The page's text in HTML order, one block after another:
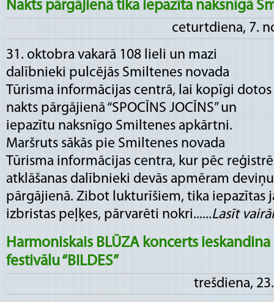
Nakts pārgājienā tika iepazīta naksnīgā
ceturtdiena, 7.
31. oktobra vakarā 108 lieli un mazi
dalībnieki pulcējās Smiltenes novada
Tūrisma informācijas centrā, lai kopīgi dotos
nakts pārgājienā “SPOCĪNS JOCĪNS” un
iepazītu naksnīgo Smiltenes apkārtni.
Maršruts sākās pie Smiltenes novada
Tūrisma informācijas centra, kur pēc
atklāšanas dalībnieki devās apmēram
pārgājienā. Zibot lukturīšiem, tika iepazītas
izbristas peļķes, pārvarēti nokri......Lasīt
Harmoniskais BLŪZA koncerts
festivālu “BILDES”
trešdiena,